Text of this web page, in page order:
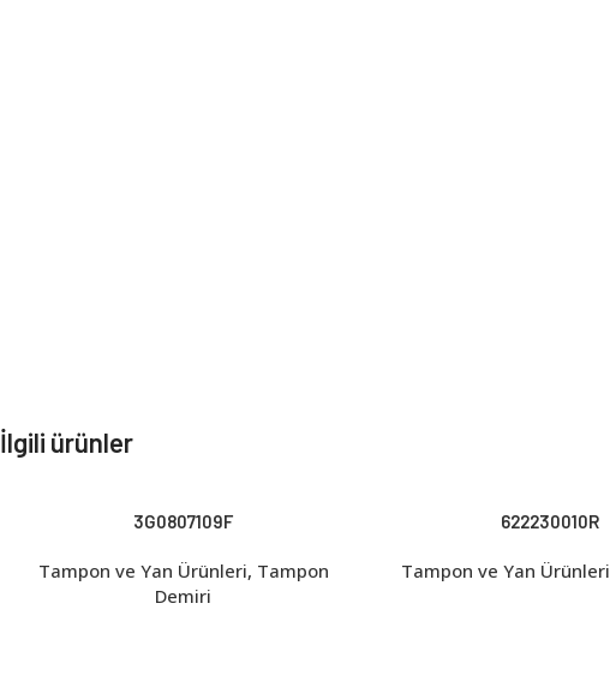
İlgili ürünler
3G0807109F
Tampon ve Yan Ürünleri, Tampon
Demiri
622230010R
Tampon ve Yan Ürünleri